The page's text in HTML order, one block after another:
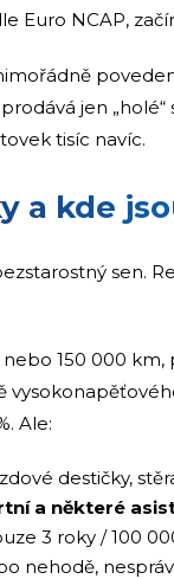
Euro NCAP,
jen
tisíc navíc.
a kde
sen.
150 000
Ale:
destičky,
a některé
3 roky / 100
nehodě,